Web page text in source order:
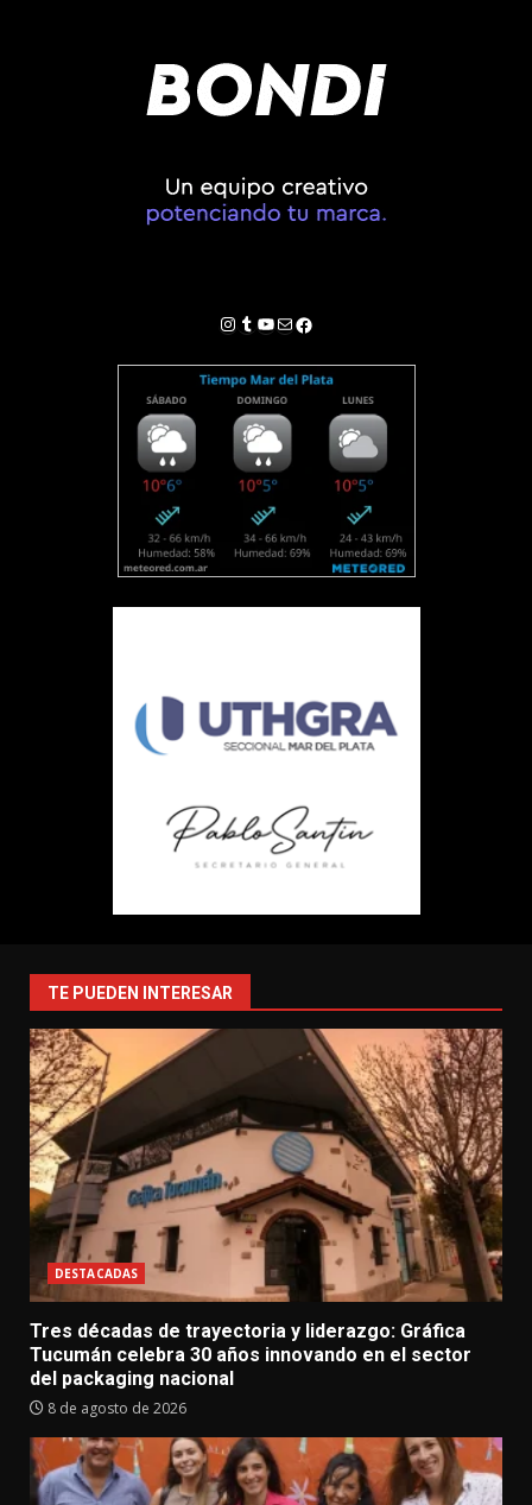
Instagram
Tumblr
YouTube
Correo electrónico
Facebook
TE PUEDEN INTERESAR
DESTACADAS
Tres décadas de trayectoria y liderazgo: Gráfica
Tucumán celebra 30 años innovando en el sector
del packaging nacional
8 de agosto de 2026